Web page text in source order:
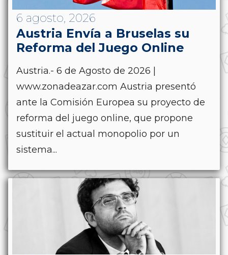
6 agosto, 2026
Austria Envía a Bruselas su
Reforma del Juego Online
Austria.- 6 de Agosto de 2026 |
www.zonadeazar.com Austria presentó
ante la Comisión Europea su proyecto de
reforma del juego online, que propone
sustituir el actual monopolio por un
sistema...